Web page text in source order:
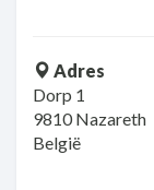
Adres
Dorp 1
9810 Nazareth
België